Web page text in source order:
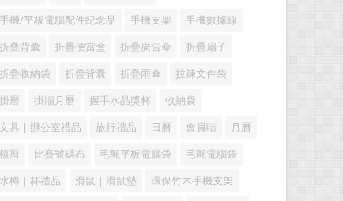
手機/平板電腦配件紀念品 手機支架 手機數據線
折叠背囊 折疊便當盒 折疊廣告傘 折疊扇子
折疊收納袋 折疊背囊 折疊雨傘 拉鍊文件袋
掛曆 掛牆月曆 握手水晶獎杯 收納袋
文具 | 辦公室禮品 旅行禮品 日曆 會員咭 月曆
檯曆 比賽號碼布 毛氈平板電腦袋 毛氈電腦袋
水樽｜杯禮品 滑鼠｜滑鼠墊 環保竹木手機支架